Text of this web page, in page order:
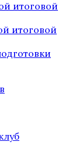
итоговой
итоговой